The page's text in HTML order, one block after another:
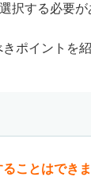
択する必要が
ポイントを紹
ことはでき